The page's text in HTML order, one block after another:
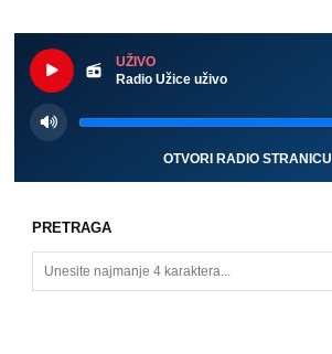
UŽIVO
Radio Užice uživo
OTVORI RADIO STRANICU
PRETRAGA